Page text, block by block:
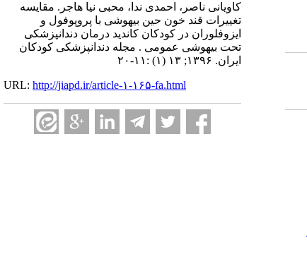
کاویانی ناصر، احمدی ندا، محبی نیا هاجر. مقایسه
تغییرات قند خون حین بیهوشی با پروپوفول و
ایزوفلوران در کودکان کاندید درمان دندانپزشکی
تحت بیهوشی عمومی . مجله دندانپزشکی کودکان
ایران. ۱۳۹۶; ۱۳ (۱) :۱۱-۲۰
URL: http://jiapd.ir/article-۱-۱۶۵-fa.html